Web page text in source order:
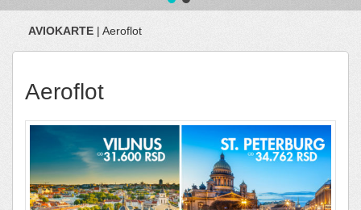
AVIOKARTE | Aeroflot
Aeroflot